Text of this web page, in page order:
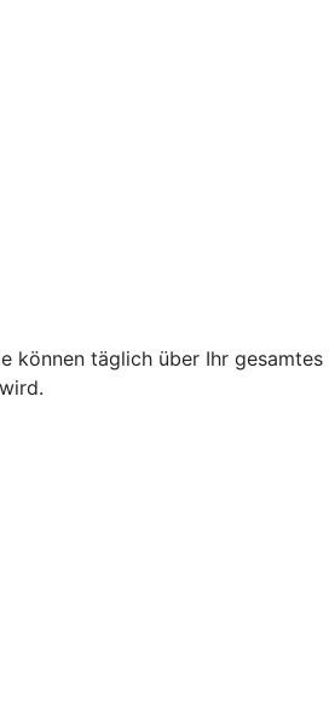
können täglich über Ihr